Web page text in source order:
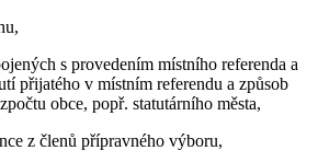
s provedením místního referenda a
přijatého v místním referendu a způsob
obce, popř. statutárního města,
z členů přípravného výboru,